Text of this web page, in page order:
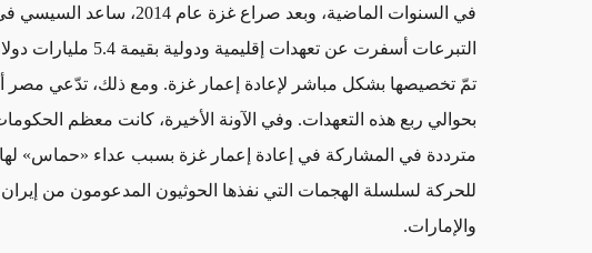
في السنوات الماضية، وبعد صراع غزة
التبرعات أسفرت عن تعهدات إقليمية ودولية بقيمة 5.4 مليارات دولار،
تمّ تخصيصها بشكل مباشر لإعادة إعمار غزة. ومع ذلك، تدّعي مصر
بحوالي ربعهذه التعهدات. وفي الآونة الأخيرة، كانت معظم
مترددة في المشاركة في إعادة إعمار غزة بسبب عداء «حماس» لها
للحركة لسلسلة الهجمات التي نفذها الحوثيون المدعومون من
والإمارات.